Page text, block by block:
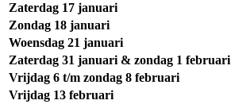
Zaterdag 17 januari
Zondag 18 januari
Woensdag 21 januari
Zaterdag 31 januari & zondag 1 februari
Vrijdag 6 t/m zondag 8 februari
Vrijdag 13 februari